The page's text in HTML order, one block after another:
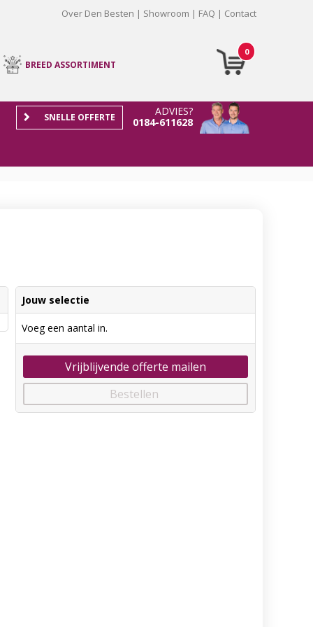
Over Den Besten Showroom FAQ Contact
0
BREED ASSORTIMENT
ADVIES?
0184-611628
SNELLE OFFERTE
Jouw selectie
Voeg een aantal in.
Vrijblijvende offerte mailen
Bestellen